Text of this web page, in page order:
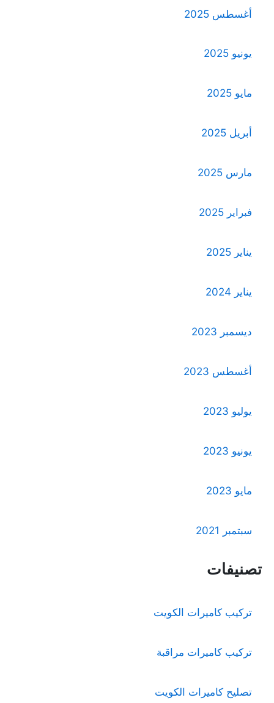
أغسطس 2025
يونيو 2025
مايو 2025
أبريل 2025
مارس 2025
فبراير 2025
يناير 2025
يناير 2024
ديسمبر 2023
أغسطس 2023
يوليو 2023
يونيو 2023
مايو 2023
سبتمبر 2021
تصنيفات
تركيب كاميرات الكويت
تركيب كاميرات مراقبة
تصليح كاميرات الكويت